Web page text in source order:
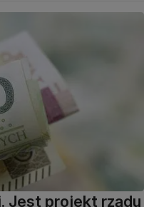
Jest projekt rządu